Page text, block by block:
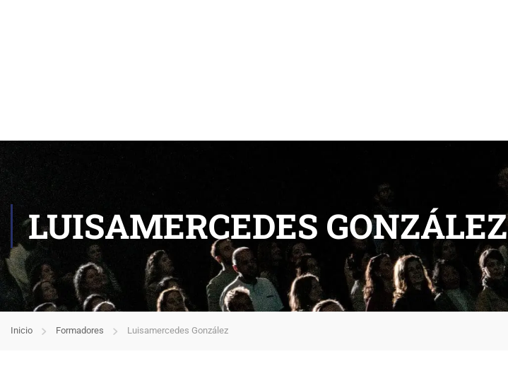
LUISAMERCEDES GONZÁLEZ
Inicio Formadores Luisamercedes González